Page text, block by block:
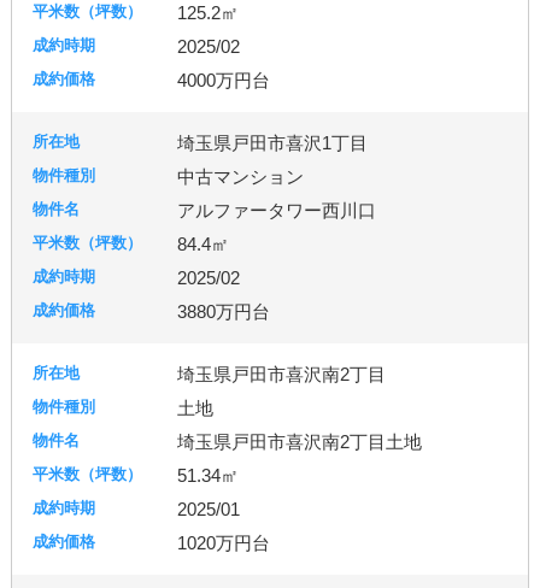
125.2㎡
2025/02
4000万円台
埼玉県戸田市喜沢1丁目
中古マンション
アルファータワー西川口
84.4㎡
2025/02
3880万円台
埼玉県戸田市喜沢南2丁目
土地
埼玉県戸田市喜沢南2丁目土地
51.34㎡
2025/01
1020万円台